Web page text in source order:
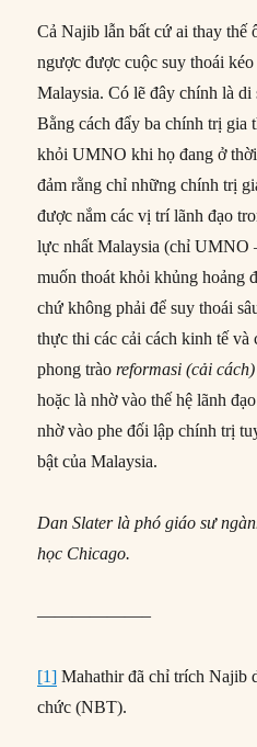
Cả Najib lẫn bất cứ ai thay thế
ngược được cuộc suy thoái
Malaysia. Có lẽ đây chính là di
Bằng cách đẩy ba chính trị gia
khỏi UMNO khi họ đang ở
đảm rằng chỉ những chính trị
được nắm các vị trí lãnh đạo
lực nhất Malaysia (chỉ UMNO
muốn thoát khỏi khủng hoảng
chứ không phải để suy thoái
thực thi các cải cách kinh tế
phong tràoreformasi (cải
hoặc là nhờ vào thế hệ lãnh
nhờ vào phe đối lập chính trị
bật của Malaysia.
Dan Slater là phó giáo sư
học Chicago.
——————–
[1] Mahathir đã chỉ trích Najib
chức (NBT).